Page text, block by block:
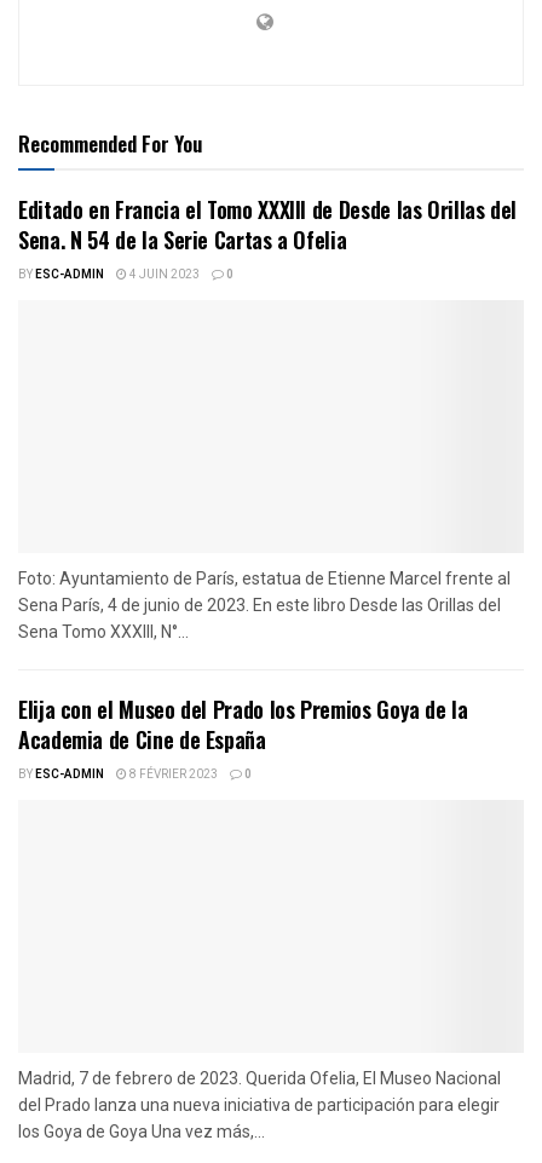
Recommended For You
Editado en Francia el Tomo XXXIII de Desde las Orillas del
Sena. N 54 de la Serie Cartas a Ofelia
BYESC-ADMIN 4 JUIN 2023 0
Foto: Ayuntamiento de París, estatua de Etienne Marcel frente al
Sena París, 4 de junio de 2023. En este libro Desde las Orillas del
Sena Tomo XXXIII, N°...
Elija con el Museo del Prado los Premios Goya de la
Academia de Cine de España
BYESC-ADMIN 8 FÉVRIER 2023 0
Madrid, 7 de febrero de 2023. Querida Ofelia, El Museo Nacional
del Prado lanza una nueva iniciativa de participación para elegir
los Goya de Goya Una vez más,...